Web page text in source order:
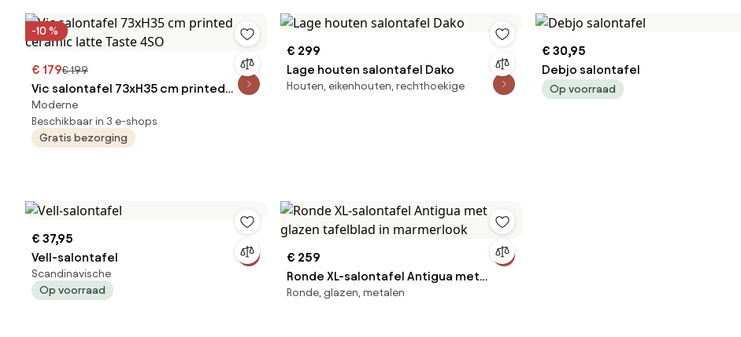
-10 %
€ 179€ 199
Vic salontafel 73xH35 cm printed
ceramic latte Taste 4SO
Moderne
Beschikbaar in 3 e-shops
Gratis bezorging
€ 299
Lage houten salontafel Dako
Houten, eikenhouten, rechthoekige
€ 30,95
Debjo salontafel
Op voorraad
€ 37,95
Vell-salontafel
Scandinavische
Op voorraad
€ 259
Ronde XL-salontafel Antigua met
glazen tafelblad in marmerlook
Ronde, glazen, metalen